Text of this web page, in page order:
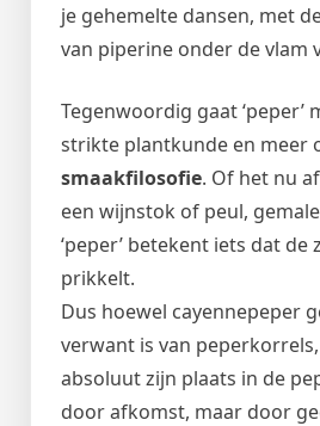
je gehemelte dansen, met
van piperine onder de vlam
Tegenwoordig gaat ‘peper’
strikte plantkunde en meer
smaakfilosofie. Of het nu
een wijnstok of peul,
‘peper’ betekent iets dat de
prikkelt.
Dus hoewel cayennepeper
verwant is van
absoluut zijn plaats in de
door afkomst, maar door